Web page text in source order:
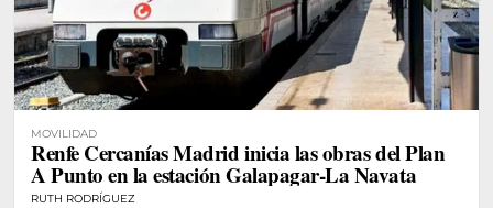
MOVILIDAD
Renfe Cercanías Madrid inicia las obras del Plan
A Punto en la estación Galapagar-La Navata
RUTH RODRÍGUEZ